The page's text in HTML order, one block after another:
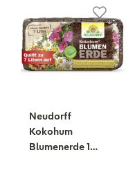
Neudorff
Kokohum
Blumenerde 1